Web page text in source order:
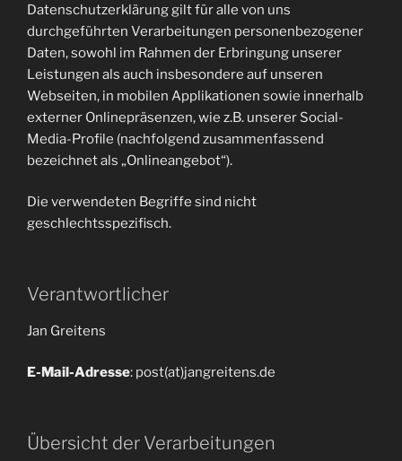
Datenschutzerklärung gilt für alle von uns
durchgeführten Verarbeitungen personenbezogener
Daten, sowohl im Rahmen der Erbringung unserer
Leistungen als auch insbesondere auf unseren
Webseiten, in mobilen Applikationen sowie innerhalb
externer Onlinepräsenzen, wie z.B. unserer Social-
Media-Profile (nachfolgend zusammenfassend
bezeichnet als „Onlineangebot“).
Die verwendeten Begriffe sind nicht
geschlechtsspezifisch.
Verantwortlicher
Jan Greitens
E-Mail-Adresse: post(at)jangreitens.de
Übersicht der Verarbeitungen